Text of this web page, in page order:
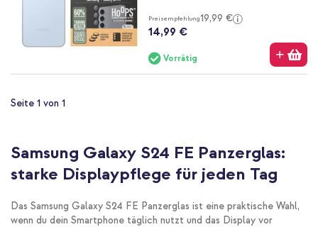
Preisempfehlung19,99 €
14,99 €
Vorrätig
Seite 1 von 1
Samsung Galaxy S24 FE Panzerglas:
starke Displaypflege für jeden Tag
Das Samsung Galaxy S24 FE Panzerglas ist eine praktische Wahl,
wenn du dein Smartphone täglich nutzt und das Display vor